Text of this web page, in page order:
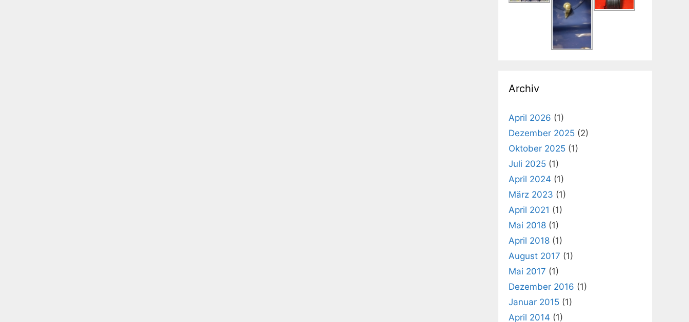
Archiv
April 2026 (1)
Dezember 2025 (2)
Oktober 2025 (1)
Juli 2025 (1)
April 2024 (1)
März 2023 (1)
April 2021 (1)
Mai 2018 (1)
April 2018 (1)
August 2017 (1)
Mai 2017 (1)
Dezember 2016 (1)
Januar 2015 (1)
April 2014 (1)